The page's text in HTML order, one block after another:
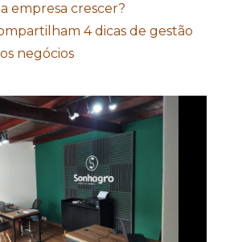
empresa crescer?
4 dicas de gestão
negócios